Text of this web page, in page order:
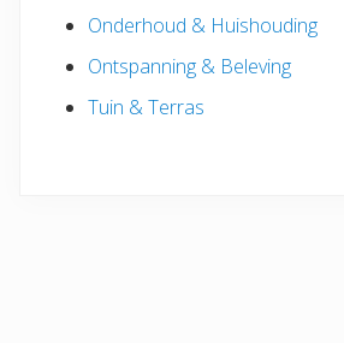
Onderhoud & Huishouding
Ontspanning & Beleving
Tuin & Terras